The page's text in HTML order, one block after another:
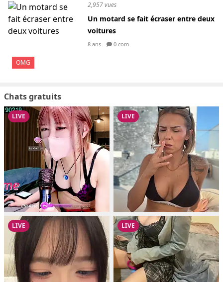
OMG
2,957 vues
Un motard se fait écraser entre deux
voitures
8 ans 0 com
Chats gratuits